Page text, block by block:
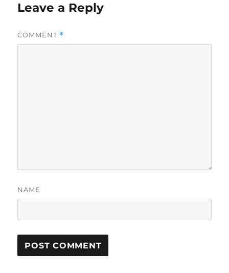
Leave a Reply
COMMENT *
NAME